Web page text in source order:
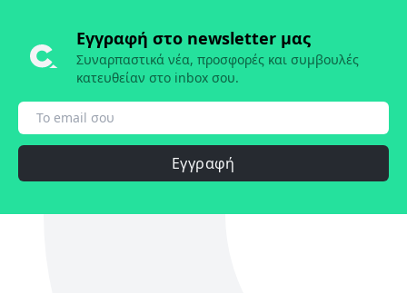
Εγγραφή στο newsletter μας
Συναρπαστικά νέα, προσφορές και συμβουλές
κατευθείαν στο inbox σου.
Εγγραφή